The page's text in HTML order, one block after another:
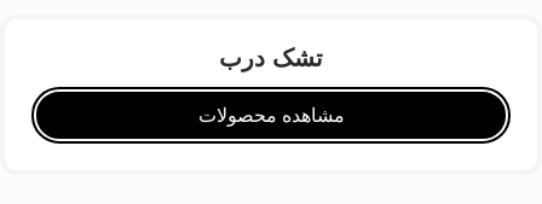
تشک درب
مشاهده محصولات